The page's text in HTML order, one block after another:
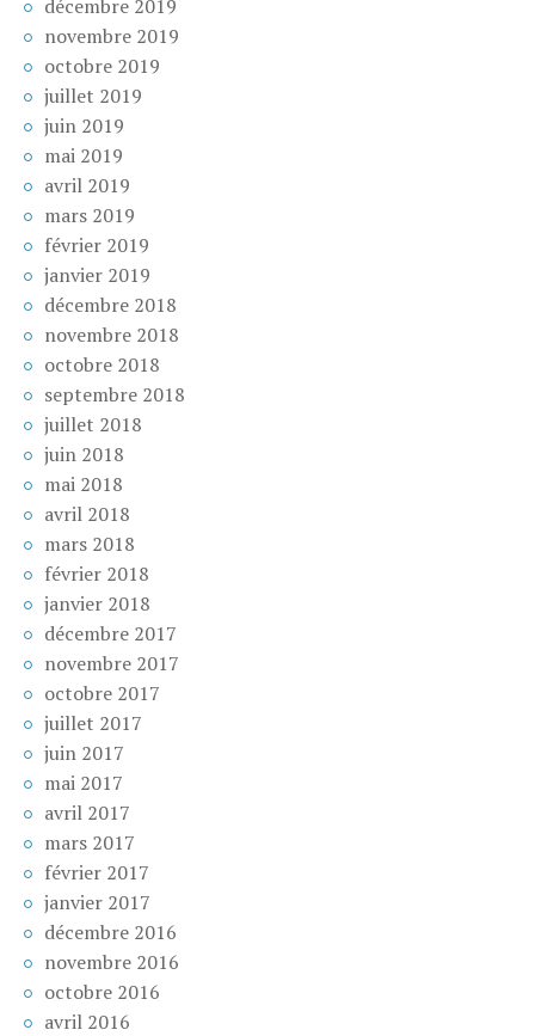
décembre 2019
novembre 2019
octobre 2019
juillet 2019
juin 2019
mai 2019
avril 2019
mars 2019
février 2019
janvier 2019
décembre 2018
novembre 2018
octobre 2018
septembre 2018
juillet 2018
juin 2018
mai 2018
avril 2018
mars 2018
février 2018
janvier 2018
décembre 2017
novembre 2017
octobre 2017
juillet 2017
juin 2017
mai 2017
avril 2017
mars 2017
février 2017
janvier 2017
décembre 2016
novembre 2016
octobre 2016
avril 2016